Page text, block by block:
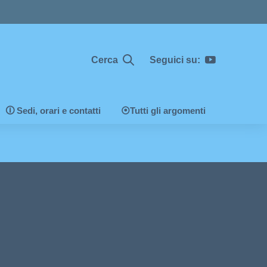
Cerca Seguici su:
🛈 Sedi, orari e contatti ⦿Tutti gli argomenti